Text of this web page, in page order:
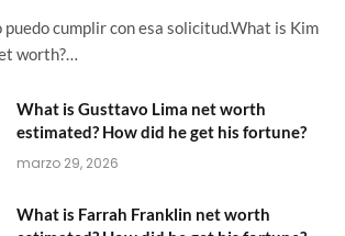
puedo cumplir con esa solicitud.What is Kim
worth?…
What is Gusttavo Lima net worth
estimated? How did he get his fortune?
marzo 29, 2026
What is Farrah Franklin net worth